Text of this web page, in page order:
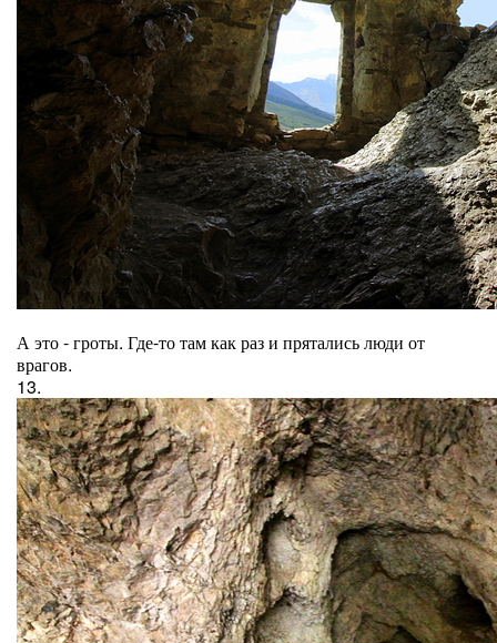
А это - гроты. Где-то там как раз и прятались люди от
врагов.
13.